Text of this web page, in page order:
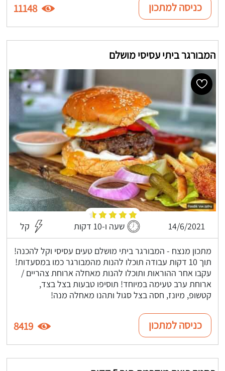
כניסה למתכון 11148
המבורגר ביתי עסיסי מושלם
14/6/2021 שעה ו-10 דקות קל
מתכון מנצח - המבורגר ביתי מושלם טעים עסיסי וקל להכנה!
תוך 10 דקות עבודה תוכלו להנות מהמבורגר כמו במסעדות!
עקבו אחר ההוראות ותוכלו להנות מאחלה ארוחת צהריים /
ארוחת ערב טעימה במיוחד! תוסיפו טבעות בצל בצד,
קטשופ, מיונז, חסה בצל סגול ותהנו מאחלה מנה!
כניסה למתכון 8419